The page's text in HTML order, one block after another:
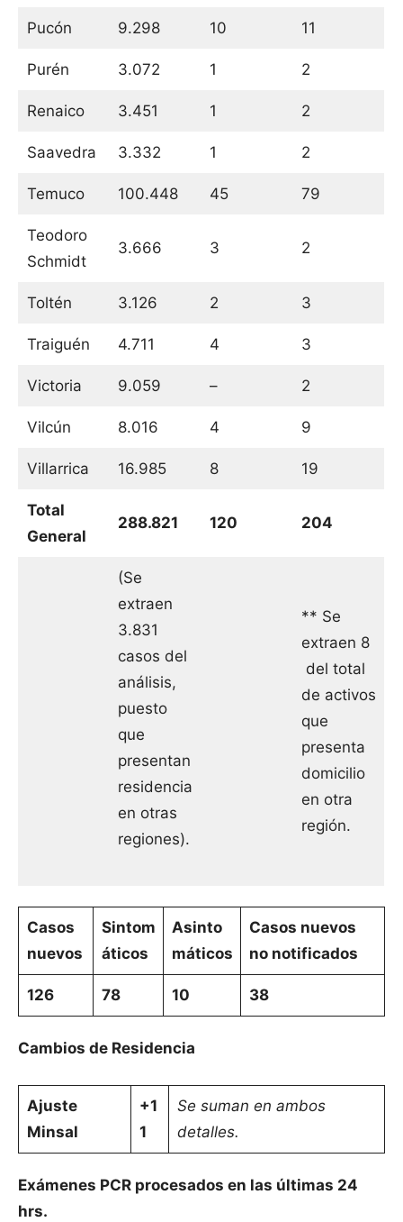
Pucón 9.298 10 11
Purén 3.072 1 2
Renaico 3.451 1 2
Saavedra 3.332 1 2
Temuco 100.448 45 79
Teodoro
Schmidt
3.666 3 2
Toltén 3.126 2 3
Traiguén 4.711 4 3
Victoria 9.059 – 2
Vilcún 8.016 4 9
Villarrica 16.985 8 19
Total
General
288.821 120 204
(Se
extraen
3.831
casos del
análisis,
puesto
que
presentan
residencia
en otras
regiones).
** Se
extraen 8
del total
de activos
que
presenta
domicilio
en otra
región.
Casos
nuevos
Sintom
áticos
Asinto
máticos
Casos nuevos
no notificados
126 78 10 38
Cambios de Residencia
Ajuste
Minsal
+1
1
Se suman en ambos
detalles.
Exámenes PCR procesados en las últimas 24
hrs.